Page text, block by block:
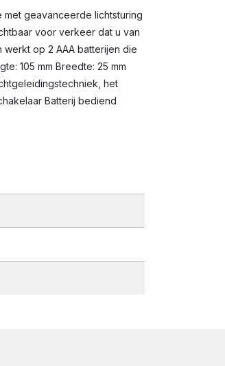
met geavanceerde lichtsturing
voor verkeer dat u van
op 2 AAA batterijen die
105 mm Breedte: 25 mm
het
Batterij bediend